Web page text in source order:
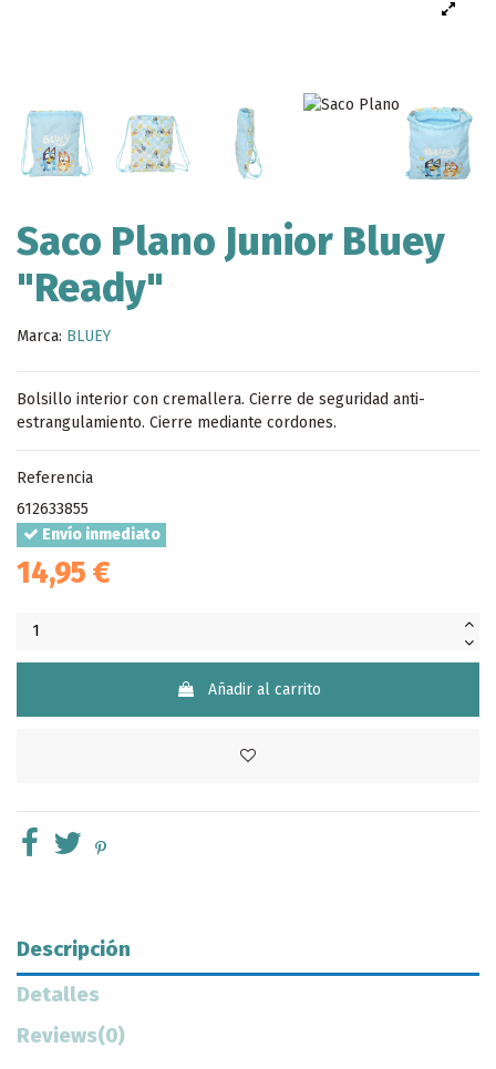
Saco Plano Junior Bluey
"Ready"
Marca: BLUEY
Bolsillo interior con cremallera. Cierre de seguridad anti-
estrangulamiento. Cierre mediante cordones.
Referencia
612633855
Envío inmediato
14,95 €
Añadir al carrito
Descripción
Detalles
Reviews(0)